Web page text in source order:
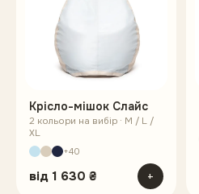
Крісло-мішок Слайс
2 кольори на вибір · M / L /
XL
+40
від 1 630 ₴ +